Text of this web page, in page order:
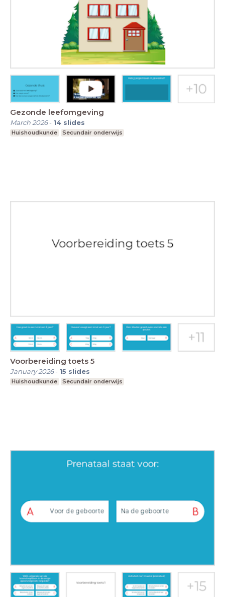
Gezonde leefomgeving
March 2026- 14 slides
Huishoudkunde Secundair onderwijs
Voorbereiding toets 5
January 2026- 15 slides
Huishoudkunde Secundair onderwijs